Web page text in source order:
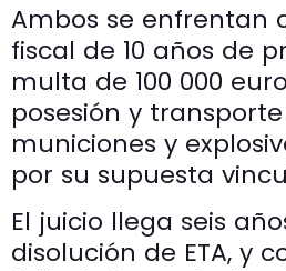
Ambos se enfrentan
fiscal de 10 años de
multa de 100 000
posesión y
municiones y
por su supuesta
El juicio llega seis
disolución de ETA, y